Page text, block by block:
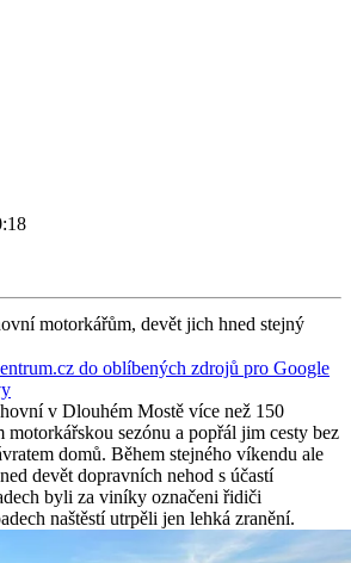
motorkářům, devět jich hned stejný
do oblíbených zdrojů pro Google
v Dlouhém Mostě více než 150
sezónu a popřál jim cesty bez
domů. Během stejného víkendu ale
devět dopravních nehod s účastí
byli za viníky označeni řidiči
naštěstí utrpěli jen lehká zranění.